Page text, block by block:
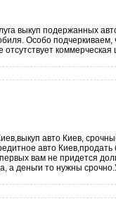
выкуп подержанных
Особо
коммерческая
авто Киев,
авто Киев,продать
вам не придется
а деньги то нужны